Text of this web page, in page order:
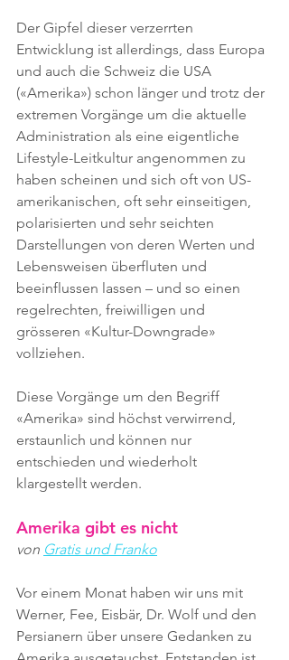
Der Gipfel dieser verzerrten
Entwicklung ist allerdings, dass Europa
und auch die Schweiz die USA
(«Amerika») schon länger und trotz der
extremen Vorgänge um die aktuelle
Administration als eine eigentliche
Lifestyle-Leitkultur angenommen zu
haben scheinen und sich oft von US-
amerikanischen, oft sehr einseitigen,
polarisierten und sehr seichten
Darstellungen von deren Werten und
Lebensweisen überfluten und
beeinflussen lassen – und so einen
regelrechten, freiwilligen und
grösseren «Kultur-Downgrade»
vollziehen.
Diese Vorgänge um den Begriff
«Amerika» sind höchst verwirrend,
erstaunlich und können nur
entschieden und wiederholt
klargestellt werden.
Amerika gibt es nicht
von Gratis und Franko
Vor einem Monat haben wir uns mit
Werner, Fee, Eisbär, Dr. Wolf und den
Persianern über unsere Gedanken zu